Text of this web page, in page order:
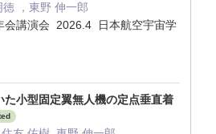
徳 ，東野 伸一郎
講演会 2026.4 日本航空宇宙学
た小型固定翼無人機の定点垂直着